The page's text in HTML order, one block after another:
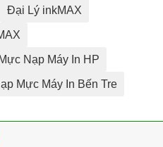
Đại Lý inkMAX
Mực Nạp Máy In HP
Mực Máy In Bến Tre